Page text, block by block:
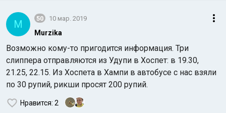
M 50 10 мар. 2019
Murzika
Возможно кому-то пригодится информация. Три
слиппера отправляются из Удупи в Хоспет: в 19.30,
21.25, 22.15. Из Хоспета в Хампи в автобусе с нас взяли
по 30 рупий, рикши просят 200 рупий.
Нравится: 2